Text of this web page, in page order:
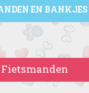
EN BANKJES
Fietsmanden